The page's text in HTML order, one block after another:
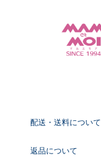
配送・送料について
返品について